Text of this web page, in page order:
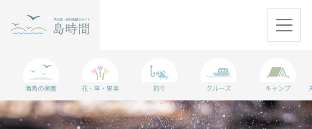
天売島
焼尻島
海鳥の楽園 花・草・果実 釣り クルーズ キャンプ